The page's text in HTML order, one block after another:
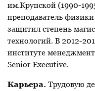
им.Крупской (1990-
преподаватель
защитил степень
технологий. В 2012-
институте
Senior Executive.
Карьера. Трудовую